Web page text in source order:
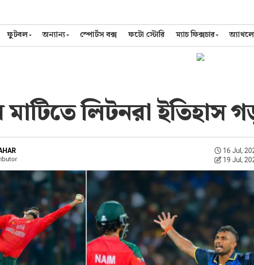
ফুটবল অন্যান্য স্পোর্টস বক্স ফটো স্টোরি ম্যাচ ফিক্সচার
মাটিতে লিটনরা ইতিহাস
16 Jul,
19 Jul,